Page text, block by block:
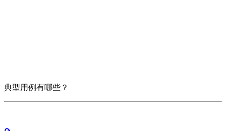
典型用例有哪些？